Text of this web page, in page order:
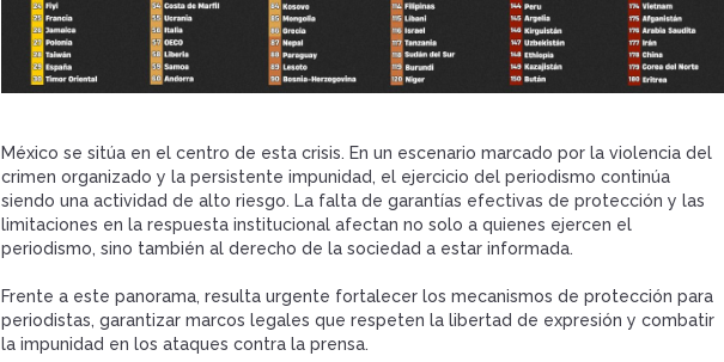
México se sitúa en el centro de esta crisis. En un escenario marcado por la violencia del
crimen organizado y la persistente impunidad, el ejercicio del periodismo continúa
siendo una actividad de alto riesgo. La falta de garantías efectivas de protección y las
limitaciones en la respuesta institucional afectan no solo a quienes ejercen el
periodismo, sino también al derecho de la sociedad a estar informada.
Frente a este panorama, resulta urgente fortalecer los mecanismos de protección para
periodistas, garantizar marcos legales que respeten la libertad de expresión y combatir
la impunidad en los ataques contra la prensa.